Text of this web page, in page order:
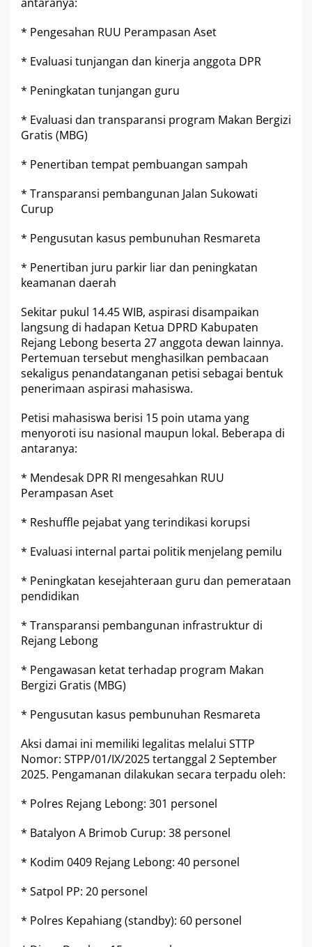
antaranya:
* Pengesahan RUU Perampasan Aset
* Evaluasi tunjangan dan kinerja anggota DPR
* Peningkatan tunjangan guru
* Evaluasi dan transparansi program Makan Bergizi
Gratis (MBG)
* Penertiban tempat pembuangan sampah
* Transparansi pembangunan Jalan Sukowati
Curup
* Pengusutan kasus pembunuhan Resmareta
* Penertiban juru parkir liar dan peningkatan
keamanan daerah
Sekitar pukul 14.45 WIB, aspirasi disampaikan
langsung di hadapan Ketua DPRD Kabupaten
Rejang Lebong beserta 27 anggota dewan lainnya.
Pertemuan tersebut menghasilkan pembacaan
sekaligus penandatanganan petisi sebagai bentuk
penerimaan aspirasi mahasiswa.
Petisi mahasiswa berisi 15 poin utama yang
menyoroti isu nasional maupun lokal. Beberapa di
antaranya:
* Mendesak DPR RI mengesahkan RUU
Perampasan Aset
* Reshuffle pejabat yang terindikasi korupsi
* Evaluasi internal partai politik menjelang pemilu
* Peningkatan kesejahteraan guru dan pemerataan
pendidikan
* Transparansi pembangunan infrastruktur di
Rejang Lebong
* Pengawasan ketat terhadap program Makan
Bergizi Gratis (MBG)
* Pengusutan kasus pembunuhan Resmareta
Aksi damai ini memiliki legalitas melalui STTP
Nomor: STPP/01/IX/2025 tertanggal 2 September
2025. Pengamanan dilakukan secara terpadu oleh:
* Polres Rejang Lebong: 301 personel
* Batalyon A Brimob Curup: 38 personel
* Kodim 0409 Rejang Lebong: 40 personel
* Satpol PP: 20 personel
* Polres Kepahiang (standby): 60 personel